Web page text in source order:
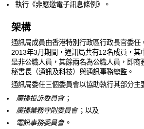
執行《非應邀電子訊息條例》。
架構
通訊局成員由香港特別行政區行政長官委任
2013年3月期間，通訊局共有12名成員，其
是非公職人員，其餘兩名為公職人員，即商
秘書長（通訊及科技）與通訊事務總監。
通訊局委任三個委員會以協助執行其部分主
廣播投訴委員會 ；
廣播業務守則委員會 ；以及
電訊事務委員會 。